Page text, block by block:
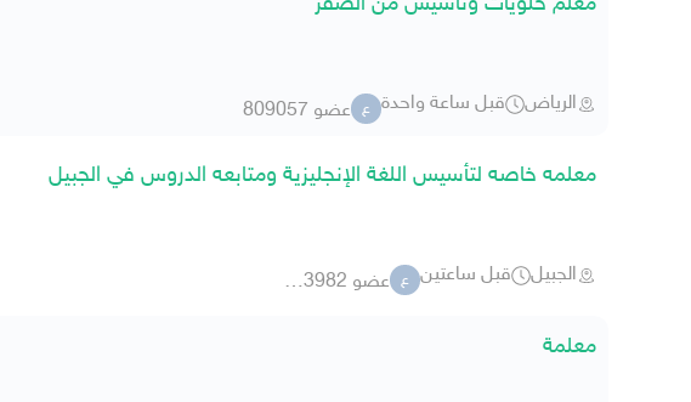
الرياض قبل ساعة واحدة ع عضو 809057
معلمه خاصه لتأسيس اللغة الإنجليزية ومتابعه الدروس في الجبيل
الجبيل قبل ساعتين ع عضو 3982 9116
معلمة